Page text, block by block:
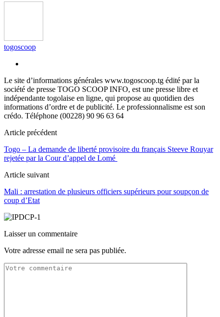
togoscoop
Le site d’informations générales www.togoscoop.tg édité par la
société de presse TOGO SCOOP INFO, est une presse libre et
indépendante togolaise en ligne, qui propose au quotidien des
informations d’ordre et de publicité. Le professionnalisme est son
crédo. Téléphone (00228) 90 96 63 64
Article précédent
Togo – La demande de liberté provisoire du français Steeve Rouyar
rejetée par la Cour d’appel de Lomé
Article suivant
Mali : arrestation de plusieurs officiers supérieurs pour soupçon de
coup d’Etat
Laisser un commentaire
Votre adresse email ne sera pas publiée.